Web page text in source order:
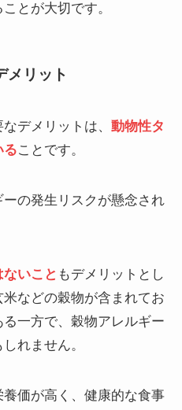
とが大切です。
メリット
デメリットは、 動物性タ
ることです。
の発生リスクが懸念され
いこと もデメリットとし
などの穀物が含まれてお
一方で、穀物アレルギー
れません。
価が高く、健康的な食事